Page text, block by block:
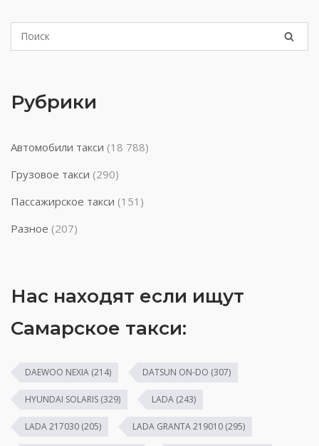
Рубрики
Автомобили такси (18 788)
Грузовое такси (290)
Пассажирское такси (151)
Разное (207)
Нас находят если ищут
Самарское такси:
DAEWOO NEXIA (214) DATSUN ON-DO (307)
HYUNDAI SOLARIS (329) LADA (243)
LADA 217030 (205) LADA GRANTA 219010 (295)